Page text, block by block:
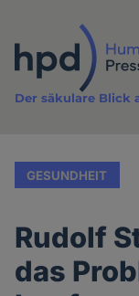
Inhalt
Der säkulare Blick
GESUNDHEIT
Rudolf
das